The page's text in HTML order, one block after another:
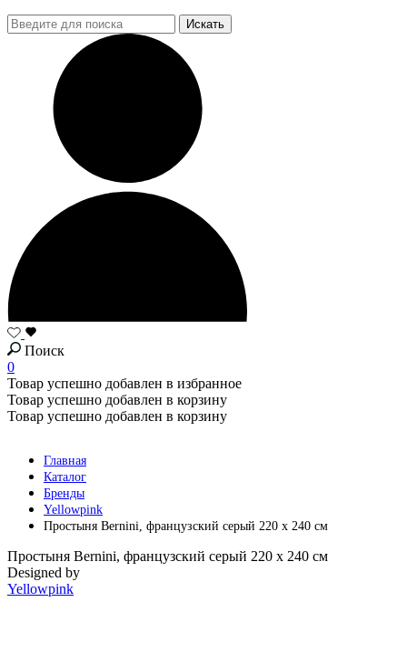
Поиск
0
Товар успешно добавлен в избранное
Товар успешно добавлен в корзину
Товар успешно добавлен в корзину
Главная
Каталог
Бренды
Yellowpink
Простыня Bernini, французский серый 220 х 240 см
Простыня Bernini, французский серый 220 х 240 см
Designed by
Yellowpink